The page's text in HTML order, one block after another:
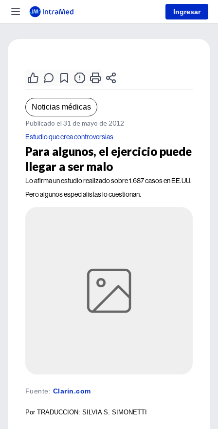
Ingresar
Noticias médicas
Publicado el 31 de mayo de 2012
Estudio que crea controversias
Para algunos, el ejercicio puede
llegar a ser malo
Lo afirma un estudio realizado sobre 1.687 casos en EE.UU.
Pero algunos especialistas lo cuestionan.
Fuente: Clarin.com
Por TRADUCCION: SILVIA S. SIMONETTI